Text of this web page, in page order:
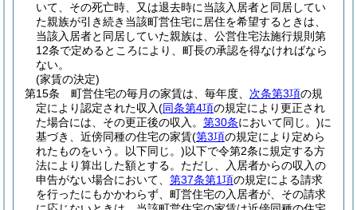
いて、その死亡時、又は退去時に当該入居者と同居してい
た親族が引き続き当該町営住宅に居住を希望するときは、
当該入居者と同居していた親族は、公営住宅法施行規則第
12条で定めるところにより、町長の承認を得なければなら
ない。
(家賃の決定)
第15条
町営住宅の毎月の家賃は、毎年度、 次条第3項の規
定により認定された収入(同条第4項の規定により更正され
た場合には、その更正後の収入。 第30条において同じ。)に
基づき、近傍同種の住宅の家賃(第3項の規定により定めら
れたものをいう。以下同じ。)以下で令第2条に規定する方
法により算出した額とする。 ただし、入居者からの収入の
申告がない場合において、 第37条第1項の規定による請求
を行ったにもかかわらず、町営住宅の入居者が、その請求